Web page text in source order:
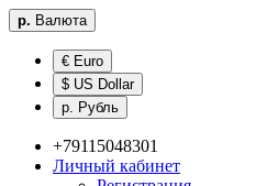
р. Валюта
€ Euro
$ US Dollar
р. Рубль
+79115048301
Личный кабинет